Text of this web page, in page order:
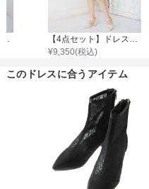
【4点セット】ドレス＆羽織・バッグ・ネックレス
【4点セット】ドレス＆バッグ・ネックレス・イヤリング
¥9,350(税込)
このドレスに合うアイテム